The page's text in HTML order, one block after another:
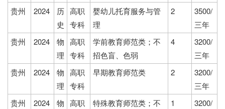
贵州
2024
历
史
高职
专科
婴幼儿托育服务与管
理
2
3500/
三年
贵州
2024
物
理
高职
专科
学前教育师范类；不
招色盲、色弱
4
3200/
三年
贵州
2024
物
理
高职
专科
早期教育师范类 2
3200/
三年
贵州
2024
物 高职
特殊教育师范类；不
1
3200/